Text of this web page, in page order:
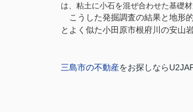
は、粘土に小石を混ぜ合わせた基礎
こうした発掘調査の結果と地形
とよく似た小田原市根府川の安山
三島市の不動産をお探しなら